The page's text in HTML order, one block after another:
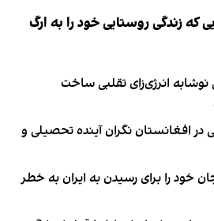
که زندگی روستایی خود را به ارگ
نوشابه انرژی‌زای تقلبی ساخت
در افغانستان نگران آینده تحصیلی و
خود را برای رسیدن به ایران به خطر